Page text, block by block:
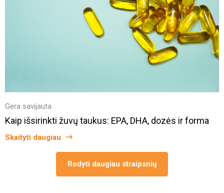
Gera savijauta
Kaip išsirinkti žuvų taukus: EPA, DHA, dozės ir forma
Skaityti daugiau
Rodyti daugiau straipsnių